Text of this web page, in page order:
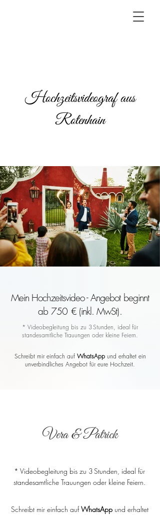
Hochzeitsvideograf aus
Rotenhain
Mein Hochzeitsvideo - Angebot beginnt
ab 750 € (inkl. MwSt).
* Videobegleitung bis zu 3 Stunden, ideal für
standesamtliche Trauungen oder kleine Feiern.
Schreibt mir einfach auf WhatsAppund erhaltet ein
unverbindliches Angebot für eure Hochzeit.
Vera & Patrick
* Videobegleitung bis zu 3 Stunden, ideal für
standesamtliche Trauungen oder kleine Feiern.
Schreibt mir einfach aufWhatsAppund erhaltet